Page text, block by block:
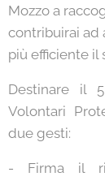
Mozzo a
contribuirai ad
più efficiente il
Destinare il
Volontari
due gesti:
- Firma il